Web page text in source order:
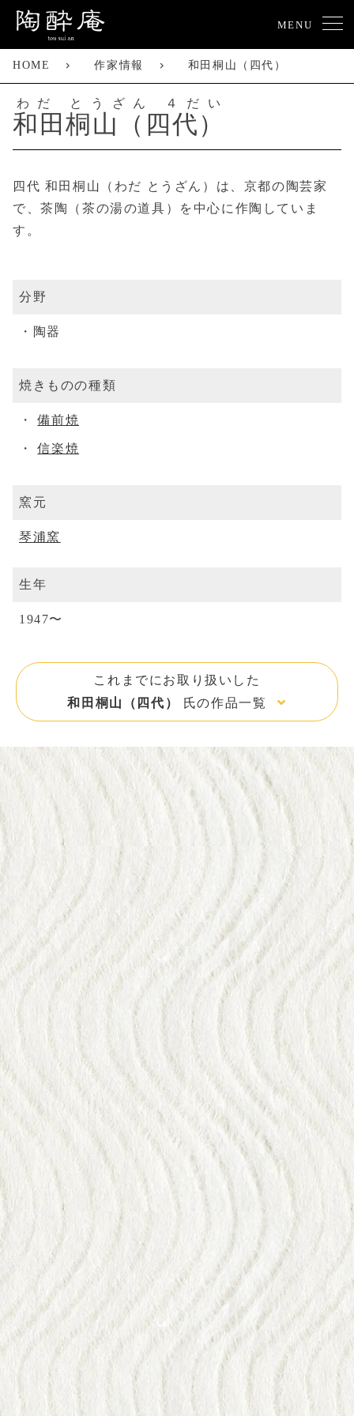
MENU
HOME 作家情報 和田桐山（四代）
和田桐山（四代）
わだ とうざん ４だい
四代 和田桐山（わだ とうざん）は、京都の陶芸家
で、茶陶（茶の湯の道具）を中心に作陶していま
す。
分野
陶器
焼きものの種類
備前焼
信楽焼
窯元
琴浦窯
生年
1947〜
これまでにお取り扱いした
和田桐山（四代）
氏の作品一覧